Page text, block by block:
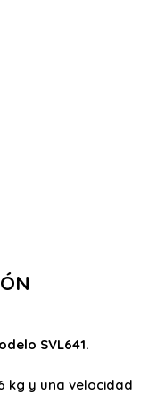
SVL641.
kg y una velocidad